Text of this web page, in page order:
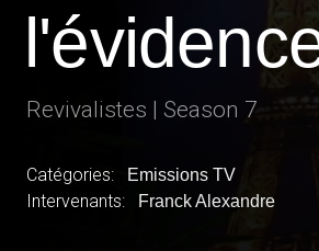
Revivalistes | Season 7
Catégories: Emissions TV
Intervenants: Franck Alexandre